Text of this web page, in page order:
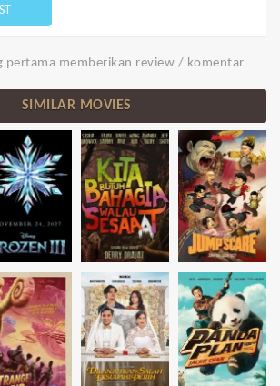
pertama memberikan review / komentar
SIMILAR MOVIES